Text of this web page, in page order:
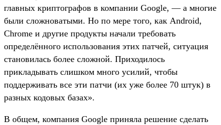
главных криптографов в компании Google, — а многие
были сложноватыми. Но по мере того, как Android,
Chrome и другие продукты начали требовать
определённого использования этих патчей, ситуация
становилась более сложной. Приходилось
прикладывать слишком много усилий, чтобы
поддерживать все эти патчи (их уже более 70 штук) в
разных кодовых базах».
В общем, компания Google приняла решение сделать